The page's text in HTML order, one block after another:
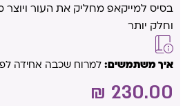
בסיס למייקאפ מחליק את העור ויוצר
וחלק יותר
איך משתמשים: למרוח שכבה אחידה
₪ 230.00